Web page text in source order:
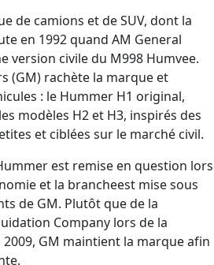
de camions et de SUV, dont la
en 1992 quand AM General
version civile du M998 Humvee.
(GM) rachète la marque et
: le Hummer H1 original,
modèles H2 et H3, inspirés des
et ciblées sur le marché civil.
est remise en question lors
et la brancheest mise sous
de GM. Plutôt que de la
Company lors de la
GM maintient la marque afin